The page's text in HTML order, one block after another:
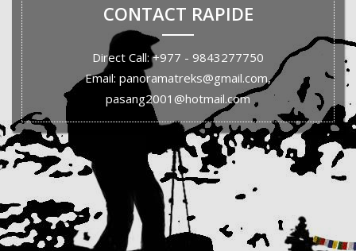
CONTACT RAPIDE
Direct Call: +977 - 9843277750
Email: panoramatreks@gmail.com,
pasang2001@hotmail.com